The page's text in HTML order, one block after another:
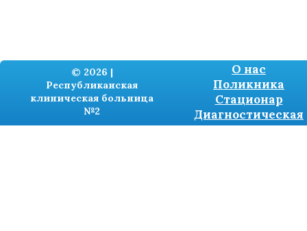
© 2026 |
Республиканская
клиническая больница
№2
О нас
Поликника
Стационар
Диагностическая